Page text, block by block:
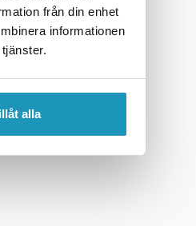
från din enhet
informationen
alla